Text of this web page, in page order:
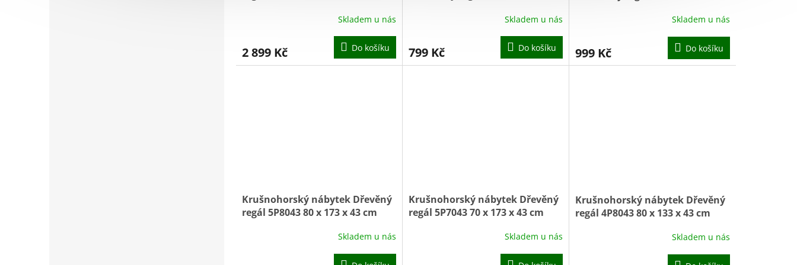
Skladem u nás
2 899 Kč Do košíku
Skladem u nás
799 Kč Do košíku
Skladem u nás
999 Kč Do košíku
Krušnohorský nábytek Dřevěný
regál 5P8043 80 x 173 x 43 cm
Skladem u nás
Krušnohorský nábytek Dřevěný
regál 5P7043 70 x 173 x 43 cm
Skladem u nás
Krušnohorský nábytek Dřevěný
regál 4P8043 80 x 133 x 43 cm
Skladem u nás